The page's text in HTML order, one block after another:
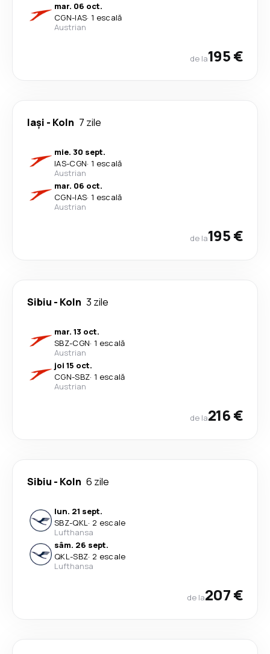
mar. 06 oct.
CGN-IAS· 1 escală
Austrian
de la195 €
Iași - Koln 7 zile
mie. 30 sept.
IAS-CGN· 1 escală
Austrian
mar. 06 oct.
CGN-IAS· 1 escală
Austrian
de la195 €
Sibiu - Koln 3 zile
mar. 13 oct.
SBZ-CGN· 1 escală
Austrian
joi 15 oct.
CGN-SBZ· 1 escală
Austrian
de la216 €
Sibiu - Koln 6 zile
lun. 21 sept.
SBZ-QKL· 2 escale
Lufthansa
sâm. 26 sept.
QKL-SBZ· 2 escale
Lufthansa
de la207 €